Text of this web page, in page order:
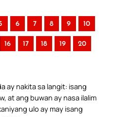
6 7 8 9 10
16 17 18 19 20
ay nakita sa langit: isang
at ang buwan ay nasa ilalim
ulo ay may isang